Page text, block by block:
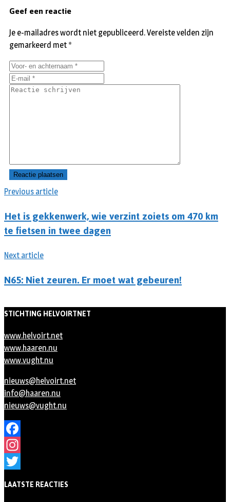
Previous article
Het is gekkenwerk, wie verzint zoiets om 470 km
te fietsen in twee dagen
Next article
N65: Niet zeuren. Er moet wat gebeuren!
Geef een reactie
Je e-mailadres wordt niet gepubliceerd.Vereiste velden zijn
gemarkeerd met *
STICHTING HELVOIRTNET
www.helvoirt.net
www.haaren.nu
www.vught.nu
nieuws@helvoirt.net
info@haaren.nu
nieuws@vught.nu
Facebook
Instagram
LAATSTE REACTIES